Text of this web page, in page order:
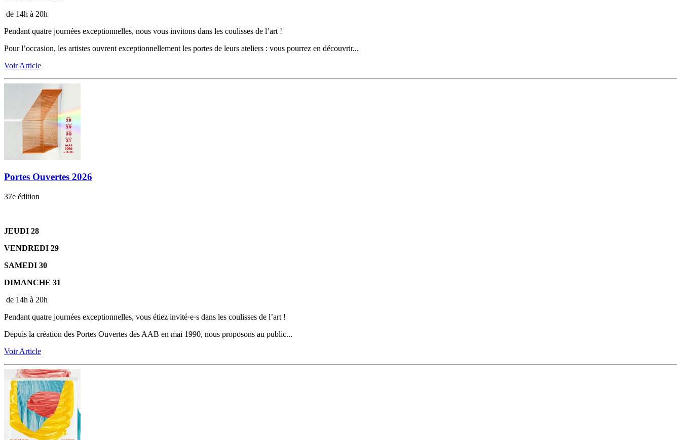
de 14h à 20h
Pendant quatre journées exceptionnelles, nous vous invitons dans les coulisses de l’art !
Pour l’occasion, les artistes ouvrent exceptionnellement les portes de leurs ateliers : vous pourrez en découvrir...
Voir Article
Portes Ouvertes 2026
37e édition
JEUDI 28
VENDREDI 29
SAMEDI 30
DIMANCHE 31
de 14h à 20h
Pendant quatre journées exceptionnelles, vous étiez invité·e·s dans les coulisses de l’art !
Depuis la création des Portes Ouvertes des AAB en mai 1990, nous proposons au public...
Voir Article